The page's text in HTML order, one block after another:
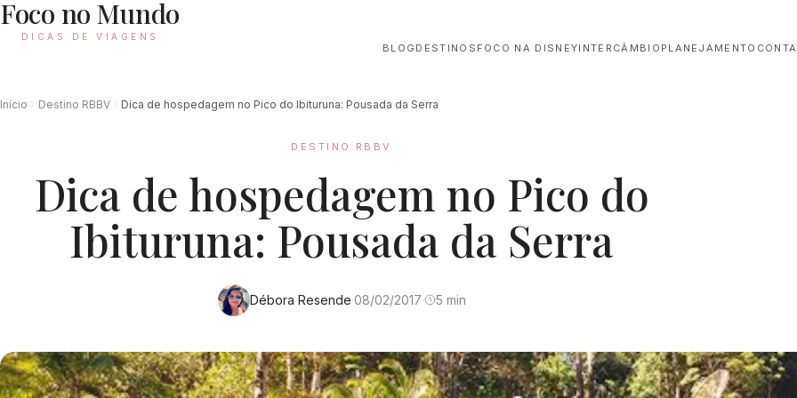
Foco no Mundo
DICAS DE VIAGENS
BLOG DESTINOS FOCO NA DISNEYINTERCÂMBIO PLANEJAMENTO
Início Destino RBBV Dica de hospedagem no Pico do Ibituruna: Pousada da Serra
DESTINO RBBV
Dica de hospedagem no Pico do
Ibituruna: Pousada da Serra
Débora Resende·08/02/2017· 5 min